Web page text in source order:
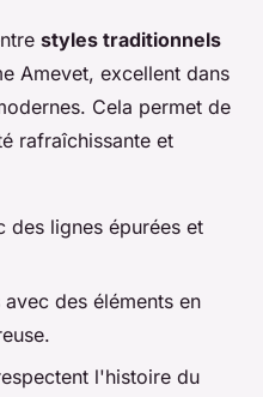
styles traditionnels
Amevet, excellent dans
Cela permet de
rafraîchissante et
des lignes épurées et
des éléments en
l'histoire du